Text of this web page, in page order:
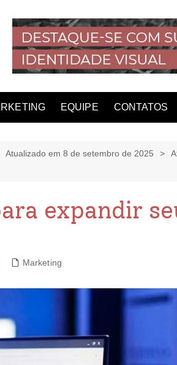
EQUIPE CONTATOS
Atualizado em 8 de setembro de 2025
expandir
Marketing